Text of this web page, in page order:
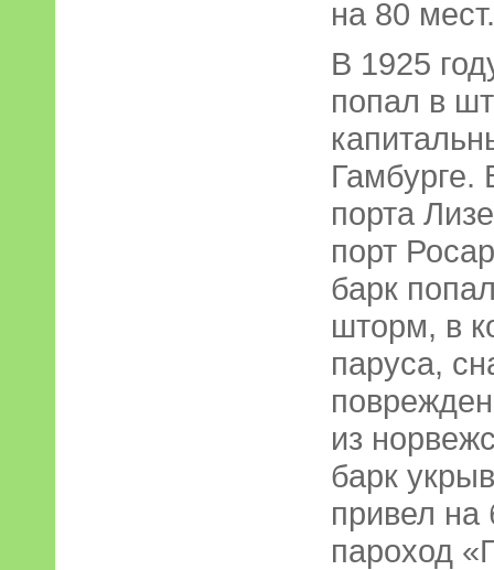
на 80 мест.
В 1925
попал в
Гамбурге.
порта
порт
барк
шторм, в
паруса,
из
барк
привел на
пароход